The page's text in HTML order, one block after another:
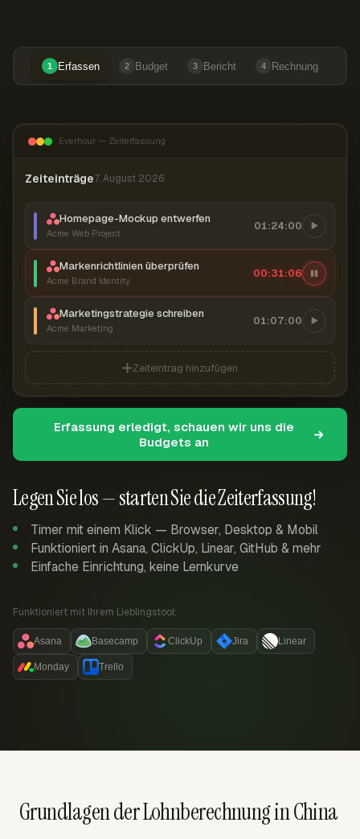
1 Erfassen 2 Budget 3 Bericht 4 Rechnung
Legen Sie los — starten Sie die Zeiterfassung!
Timer mit einem Klick — Browser, Desktop & Mobil
Funktioniert in Asana, ClickUp, Linear, GitHub & mehr
Einfache Einrichtung, keine Lernkurve
Funktioniert mit Ihrem Lieblingstool:
Asana Basecamp ClickUp Jira Linear
Monday Trello
Everhour — Zeiterfassung
Zeiteinträge7. August 2026
Homepage-Mockup entwerfen
Acme Web Project
01:24:00
Markenrichtlinien überprüfen
Acme Brand Identity
00:31:06
Marketingstrategie schreiben
Acme Marketing
01:07:00
Zeiteintrag hinzufügen
Erfassung erledigt, schauen wir uns die
Budgets an
Grundlagen der Lohnberechnung in China